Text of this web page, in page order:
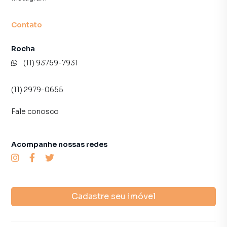
inquilinos.
Contato
Rocha
(11) 93759-7931
(11) 2979-0655
Fale conosco
Cadastre seu imóvel
Acompanhe nossas redes